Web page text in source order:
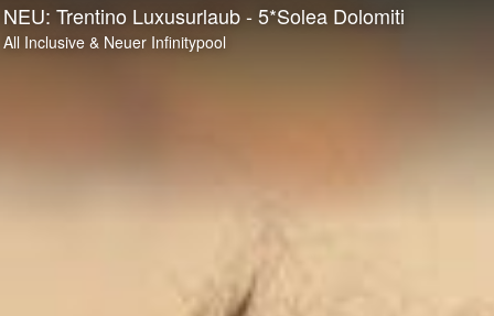
NEU: Trentino Luxusurlaub - 5*Solea Dolomiti
All Inclusive & Neuer Infinitypool